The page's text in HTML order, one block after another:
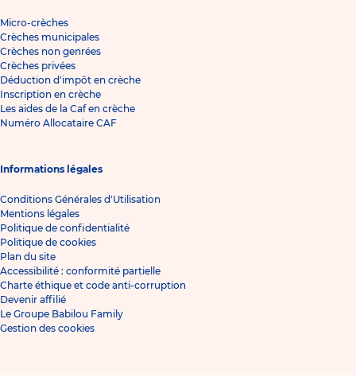
Micro-crèches
Crèches municipales
Crèches non genrées
Crèches privées
Déduction d'impôt en crèche
Inscription en crèche
Les aides de la Caf en crèche
Numéro Allocataire CAF
Informations légales
Conditions Générales d'Utilisation
Mentions légales
Politique de confidentialité
Politique de cookies
Plan du site
Accessibilité : conformité partielle
Charte éthique et code anti-corruption
Devenir affilié
Le Groupe Babilou Family
Gestion des cookies